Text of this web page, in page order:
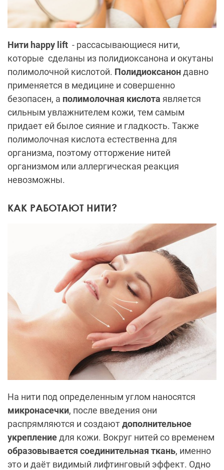
Нити happy lift - рассасывающиеся нити,
которые сделаны из полидиоксанона и окутаны
полимолочной кислотой. Полидиоксанондавно
применяется в медицине и совершенно
безопасен, а полимолочная кислота является
сильным увлажнителем кожи, тем самым
придает ей былое сияние и гладкость. Также
полимолочная кислота естественна для
организма, поэтому отторжение нитей
организмом или аллергическая реакция
невозможны.
КАК РАБОТАЮТ НИТИ?
На нити под определенным углом наносятся
микронасечки, после введения они
распрямляются и создаютдополнительное
укреплениедля кожи. Вокруг нитей со временем
образовывается соединительная ткань, именно
это и даёт видимый лифтинговый эффект. Одно